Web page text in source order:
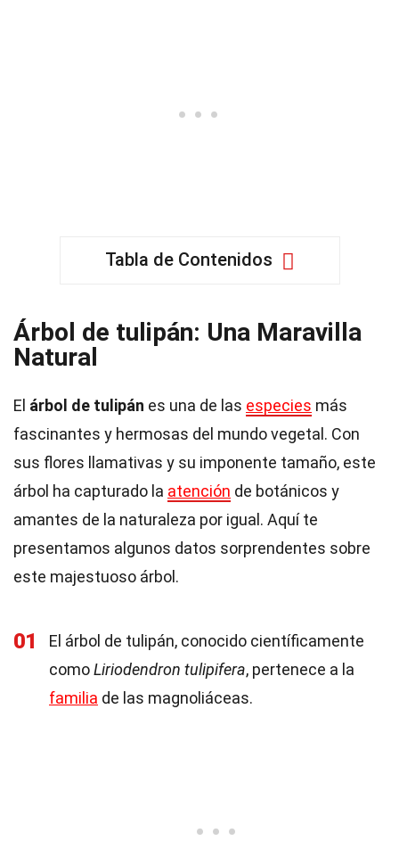
Tabla de Contenidos
Árbol de tulipán: Una Maravilla
Natural
El árbol de tulipán es una de las especies más
fascinantes y hermosas del mundo vegetal. Con
sus flores llamativas y su imponente tamaño, este
árbol ha capturado la atención de botánicos y
amantes de la naturaleza por igual. Aquí te
presentamos algunos datos sorprendentes sobre
este majestuoso árbol.
01
El árbol de tulipán, conocido científicamente
comoLiriodendron tulipifera, pertenece a la
familia de las magnoliáceas.